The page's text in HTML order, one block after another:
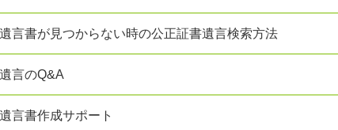
遺言書が見つからない時の公正証書遺言検索方法
遺言のQ&A
遺言書作成サポート